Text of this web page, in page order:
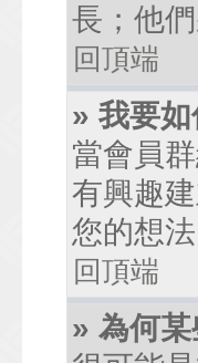
長；他
回頂端
» 我要
當會員
有興趣
您的想法
回頂端
» 為何